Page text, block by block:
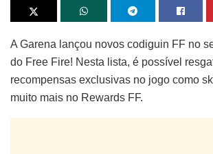
A Garena lançou novos codiguin FF no
do Free Fire! Nesta lista, é possível
recompensas exclusivas no jogo como
muito mais no Rewards FF.